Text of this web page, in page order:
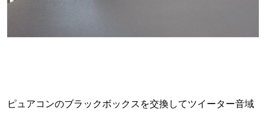
ピュアコンのブラックボックスを交換してツイーター音域